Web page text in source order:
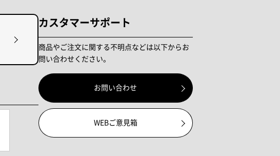
カスタマーサポート
商品やご注文に関する不明点などは以下からお
問い合わせください。
お問い合わせ
WEBご意見箱